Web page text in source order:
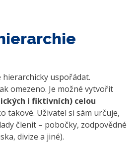
hierarchicky uspořádat.
omezeno. Je možné vytvořit
i fiktivních) celou
takové. Uživatel si sám určuje,
členit – pobočky, zodpovědné
divize a jiné).